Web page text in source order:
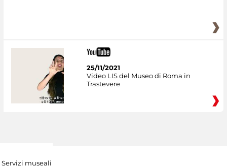
25/11/2021
Video LIS del Museo di Roma in
Trastevere
Servizi museali